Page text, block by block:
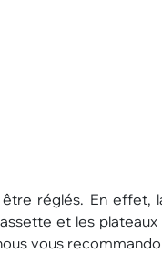
réglés. En effet,
et les
vous